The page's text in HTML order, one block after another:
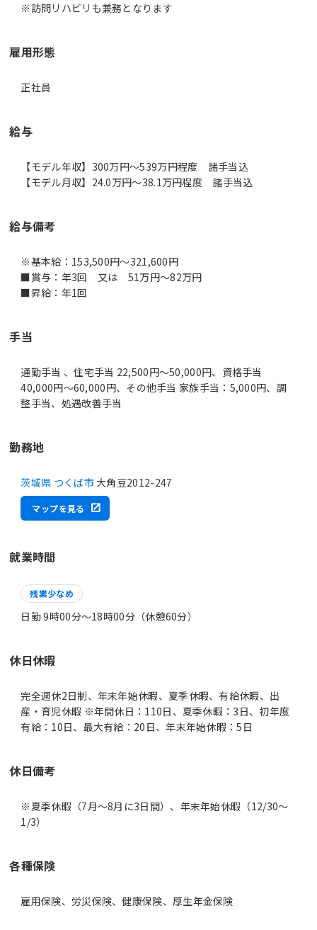
雇用形態
正社員
給与
【モデル年収】300万円〜539万円程度 諸手当込
【モデル月収】24.0万円〜38.1万円程度 諸手当込
給与備考
※基本給：153,500円～321,600円
■賞与：年3回 又は 51万円～82万円
■昇給：年1回
手当
通勤手当 、住宅手当 22,500円～50,000円、資格手当
40,000円～60,000円、その他手当 家族手当：5,000円、調
整手当、処遇改善手当
勤務地
茨城県 つくば市 大角豆2012-247
マップを見る
就業時間
残業少なめ
日勤 9時00分〜18時00分（休憩60分）
休日休暇
完全週休2日制、年末年始休暇、夏季休暇、有給休暇、出
産・育児休暇 ※年間休日：110日、夏季休暇：3日、初年度
有給：10日、最大有給：20日、年末年始休暇：5日
休日備考
※夏季休暇（7月～8月に3日間）、年末年始休暇（12/30～
1/3）
各種保険
雇用保険、労災保険、健康保険、厚生年金保険